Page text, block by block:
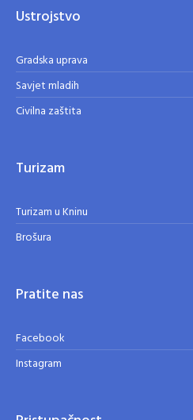
Ustrojstvo
Gradska uprava
Savjet mladih
Civilna zaštita
Turizam
Turizam u Kninu
Brošura
Pratite nas
Facebook
Instagram